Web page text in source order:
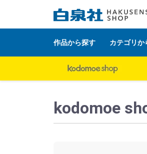
作品から探す カテゴリか
白泉社公式ショップ
kodomoe